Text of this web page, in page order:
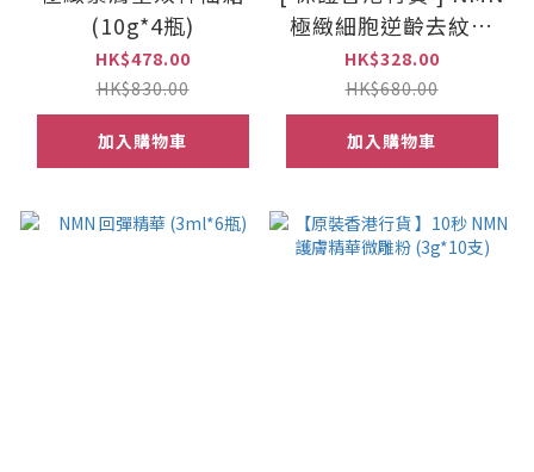
(10g*4瓶)
HK$478.00
HK$830.00
加入購物車
極緻細胞逆齡去紋霜
50ml
HK$328.00
HK$680.00
加入購物車